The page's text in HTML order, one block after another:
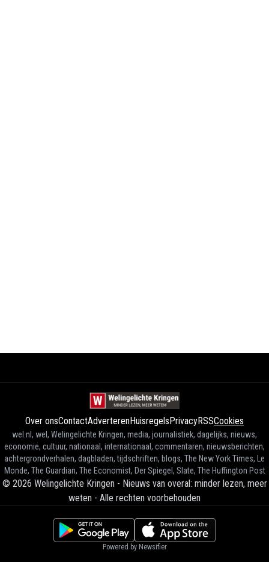
Over onsContactAdverterenHuisregelsPrivacyRSSCookies
wel.nl, wel, Welingelichte Kringen, media, journalistiek, dagelijks, nieuws,
economie, cultuur, nationaal, internationaal, commentaren, nieuwsberichten,
achtergrondverhalen, dagbladen, tijdschriften, blogs, The New York Times, Le
Monde, The Guardian, The Economist, Der Spiegel, Slate, The Huffington Post
© 2026 Welingelichte Kringen - Nieuws van overal: minder lezen, meer
weten - Alle rechten voorbehouden
Powered by Newsifier